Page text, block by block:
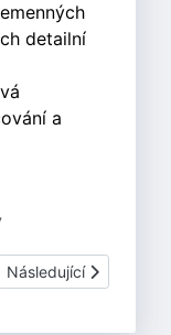
detailní
a
mincovnictví ve 3. a
Další článek: Zimmer
Následující